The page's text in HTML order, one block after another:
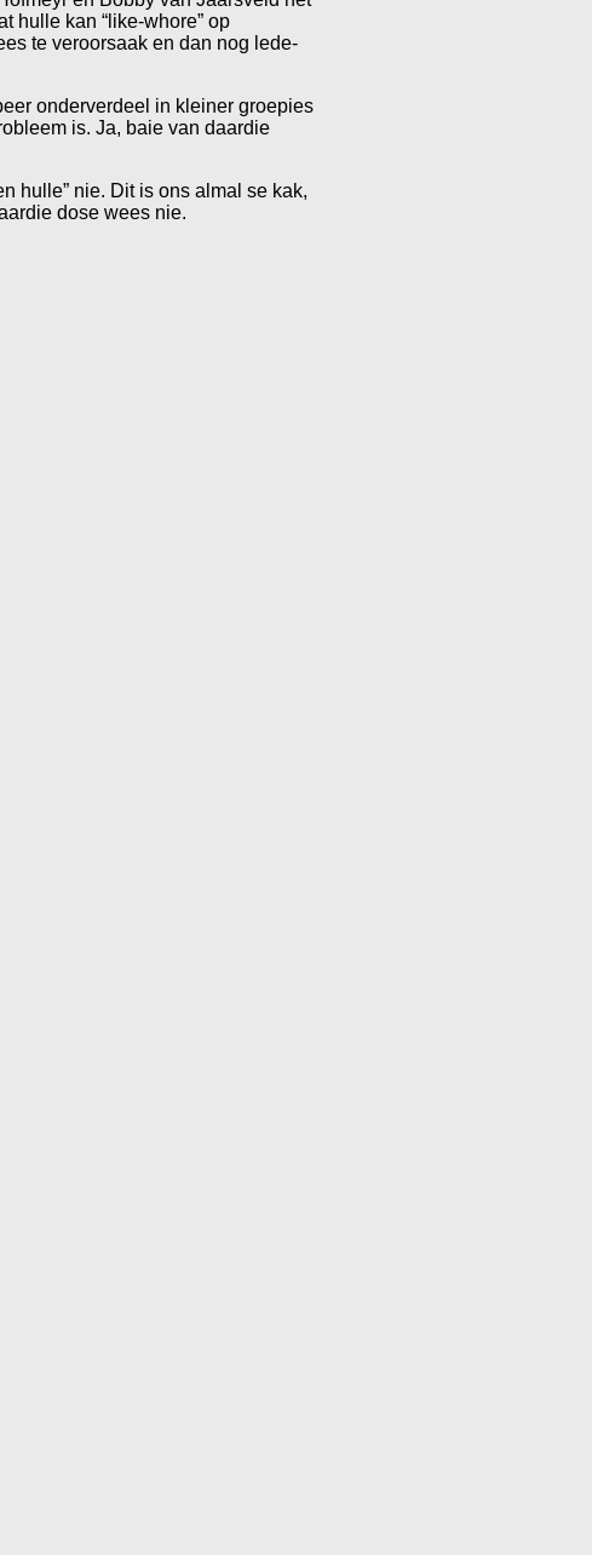
hulle kan “like-whore” op
te veroorsaak en dan nog lede-
onderverdeel in kleiner groepies
is. Ja, baie van daardie
hulle” nie. Dit is ons almal se kak,
dose wees nie.